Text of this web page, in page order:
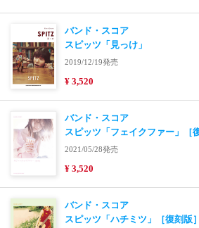
バンド・スコア
スピッツ「見っけ」
2019/12/19発売
¥ 3,520
バンド・スコア
スピッツ「フェイクファー」［
2021/05/28発売
¥ 3,520
バンド・スコア
スピッツ「ハチミツ」［復刻版］